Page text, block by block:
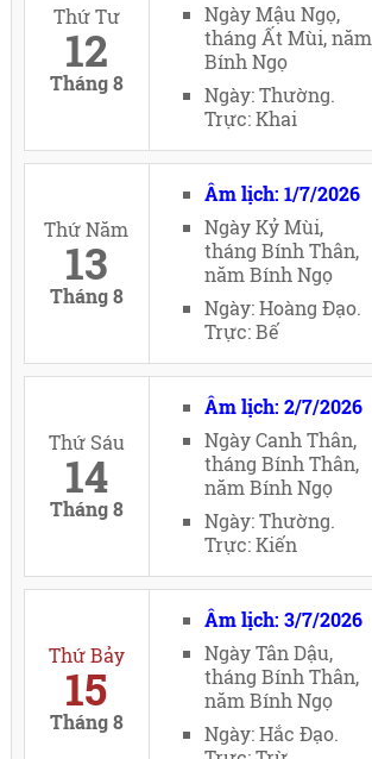
Thứ Tư
12
Tháng 8
Ngày Mậu Ngọ,
tháng Ất Mùi, năm
Bính Ngọ
Ngày: Thường.
Trực: Khai
Thứ Năm
13
Tháng 8
Âm lịch: 1/7/2026
Ngày Kỷ Mùi,
tháng Bính Thân,
năm Bính Ngọ
Ngày: Hoàng Đạo.
Trực: Bế
Thứ Sáu
14
Tháng 8
Âm lịch: 2/7/2026
Ngày Canh Thân,
tháng Bính Thân,
năm Bính Ngọ
Ngày: Thường.
Trực: Kiến
Thứ Bảy
15
Tháng 8
Âm lịch: 3/7/2026
Ngày Tân Dậu,
tháng Bính Thân,
năm Bính Ngọ
Ngày: Hắc Đạo.